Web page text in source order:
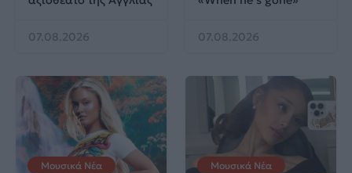
07.08.2026 07.08.2026
Μουσικά Νέα Μουσικά Νέα